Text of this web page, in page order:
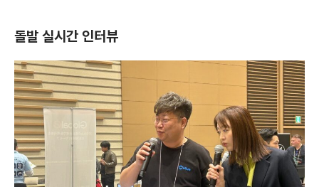
돌발 실시간 인터뷰